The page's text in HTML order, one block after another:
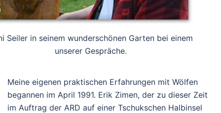
Seiler in seinem wunderschönen Garten bei einem
unserer Gespräche.
Meine eigenen praktischen Erfahrungen mit Wölfen
begannen im April 1991. Erik Zimen, der zu dieser Zeit
im Auftrag der ARD auf einer Tschukschen Halbinsel